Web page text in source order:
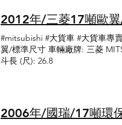
2012年/三菱17噸歐
#mitsubishi #大貨車 #大貨車專
翼/標準尺寸 車輛廠牌: 三菱
斗長 (尺): 26.8
2006年/國瑞/17噸環